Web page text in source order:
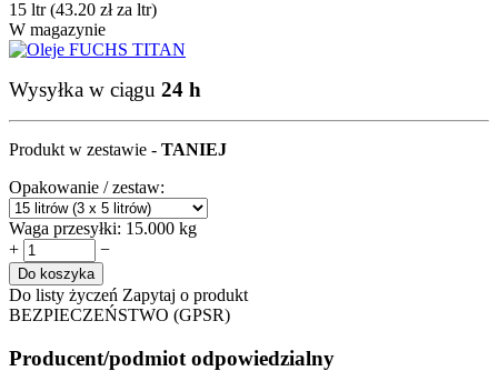
15 ltr (43.20 złza ltr)
W magazynie
Wysyłka w ciągu 24 h
Produkt w zestawie - TANIEJ
Opakowanie / zestaw:
Waga przesyłki: 15.000 kg
+
−
Do koszyka
Do listy życzeń Zapytaj o produkt
BEZPIECZEŃSTWO (GPSR)
Producent/podmiot odpowiedzialny